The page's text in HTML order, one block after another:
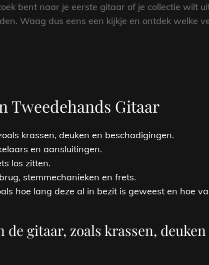
bent naar je eerste gitaar of je collectie wilt
Waag dus eens een kijkje en ontdek welke
Tweedehands Gitaar
krassen, deuken en beschadigingen.
en aansluitingen.
los zitten.
stemmechanieken en frets.
hoe lang deze al in bezit is geweest en hoe
gitaar, zoals krassen, deuken